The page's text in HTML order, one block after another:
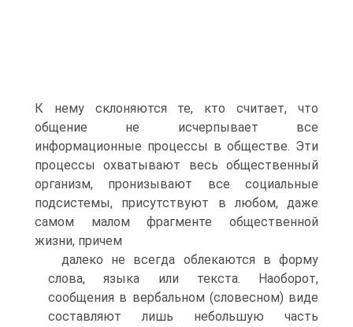
К нему склоняются те, кто считает, что
общение не исчерпывает все
информационные процессы в обществе. Эти
процессы охватывают весь общественный
организм, пронизывают все социальные
подсистемы, присутствуют в любом, даже
самом малом фрагменте общественной
жизни, причем
далеко не всегда облекаются в форму
слова, языка или текста. Наоборот,
сообщения в вербальном (словесном) виде
составляют лишь небольшую часть